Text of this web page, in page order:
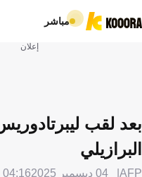
مباشر
إعلان
بعد لقب
البرازيلي
AFP 04 ديسمبر 2025 04:16